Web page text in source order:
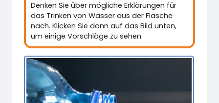
Denken Sie über mögliche Erklärungen für
das Trinken von Wasser aus der Flasche
nach. Klicken Sie dann auf das Bild unten,
um einige Vorschläge zu sehen.